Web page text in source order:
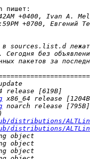
пишет: